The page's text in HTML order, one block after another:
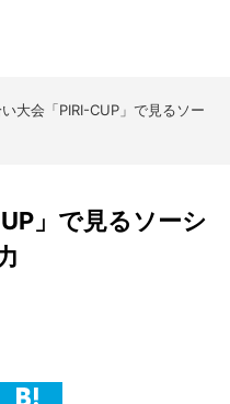
大会「PIRI-CUP」で見るソー
」で見るソーシ
ワーク